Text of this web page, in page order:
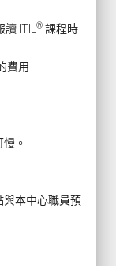
ITIL ® 課程時
費用
。
與本中心職員預